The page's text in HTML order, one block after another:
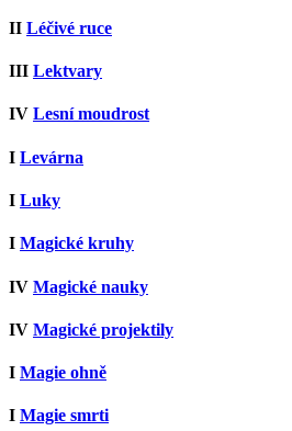
II Léčivé ruce
III Lektvary
IV Lesní moudrost
I Levárna
I Luky
I Magické kruhy
IV Magické nauky
IV Magické projektily
I Magie ohně
I Magie smrti